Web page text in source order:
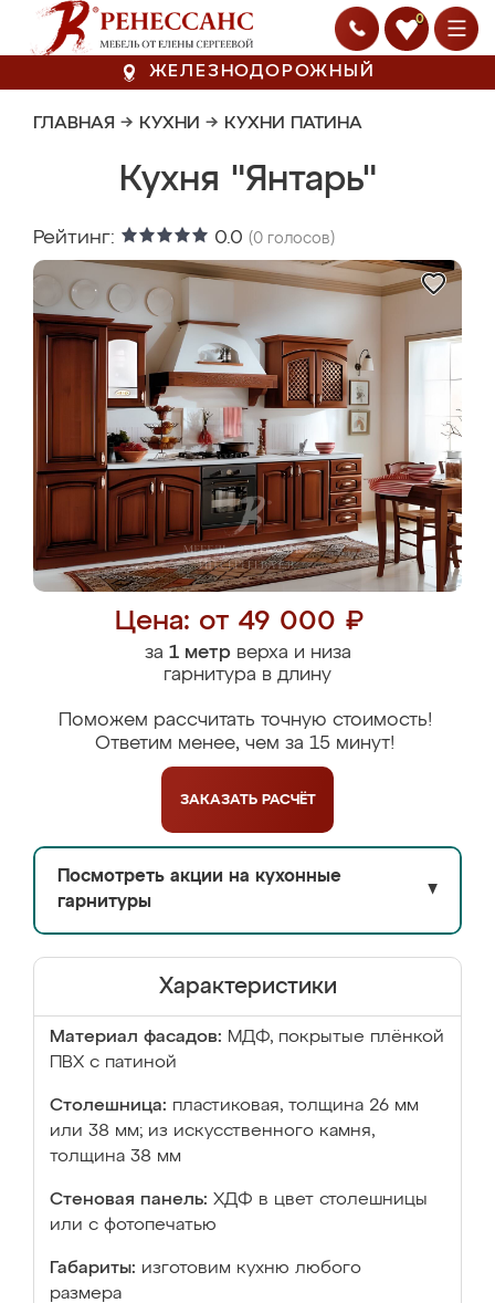
0
ЖЕЛЕЗНОДОРОЖНЫЙ
ГЛАВНАЯ → КУХНИ → КУХНИ ПАТИНА
Кухня "Янтарь"
Рейтинг: 0.0 (0 голосов)
Цена: от 49 000 ₽
за 1 метрверха и низа
гарнитура в длину
Поможем рассчитать точную стоимость!
Ответим менее, чем за 15 минут!
ЗАКАЗАТЬ РАСЧЁТ
Посмотреть акции на кухонные
гарнитуры
▼
Характеристики
Материал фасадов: МДФ, покрытые плёнкой
ПВХ с патиной
Столешница: пластиковая, толщина 26 мм
или 38 мм; из искусственного камня,
толщина 38 мм
Стеновая панель: ХДФ в цвет столешницы
или с фотопечатью
Габариты: изготовим кухню любого
размера